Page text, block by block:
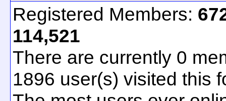
Registered Members:
114,521
There are currently 0
1896 user(s) visited this